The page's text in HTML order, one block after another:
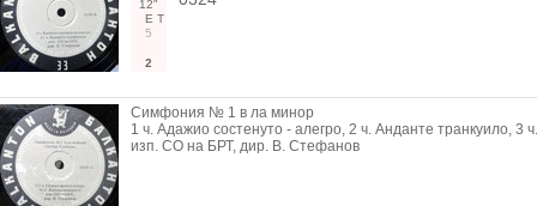
12"
Е Т
5
2
Симфония № 1 в ла минор
1 ч. Адажио состенуто - алегро, 2 ч. Анданте транкуило, 3
изп. СО на БРТ, дир. В. Стефанов